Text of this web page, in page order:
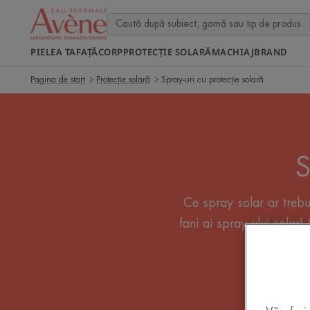
PIELEA TAFAȚĂCORPPROTECȚIE SOLARĂMACHIAJBRAND
Pagina de start Protecție solară Spray-uri cu protecție solară
Ce spray solar ar
fani ai spray-ului solar!
a